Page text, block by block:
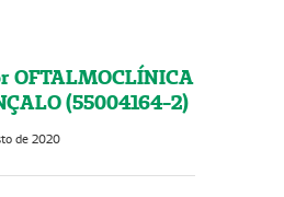
OFTALMOCLÍNICA
(55004164-2)
de 2020